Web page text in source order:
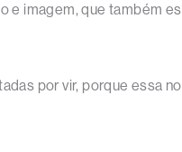
e imagem, que também
por vir, porque essa